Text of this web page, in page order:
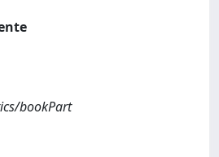
bookPart